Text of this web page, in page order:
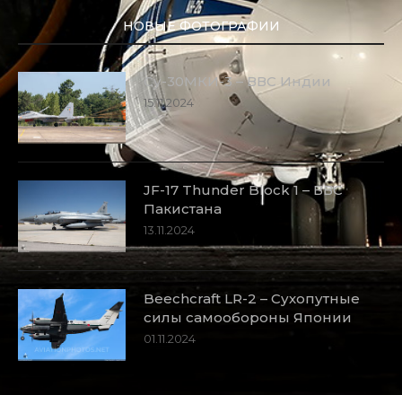
НОВЫЕ ФОТОГРАФИИ
Су-30МКИ-3 – ВВС Индии
15.11.2024
JF-17 Thunder Block 1 – ВВС
Пакистана
13.11.2024
Beechcraft LR-2 – Сухопутные
силы самообороны Японии
01.11.2024